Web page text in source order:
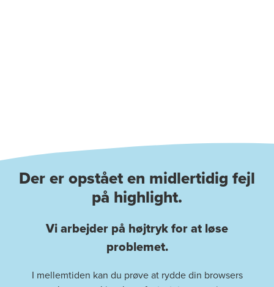
Der er opstået en midlertidig fejl
på highlight.
Vi arbejder på højtryk for at løse
problemet.
I mellemtiden kan du prøve at rydde din browsers